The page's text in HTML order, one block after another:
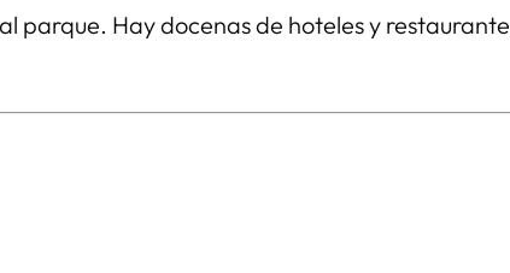
parque. Hay docenas de hoteles y